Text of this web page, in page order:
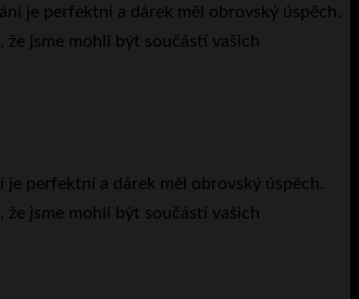
je perfektní a dárek měl obrovský úspěch.
že jsme mohli být součástí vašich